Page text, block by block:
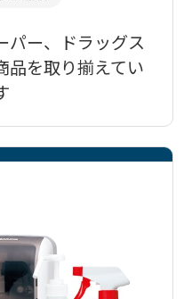
パー、ドラッグス
品を取り揃えてい